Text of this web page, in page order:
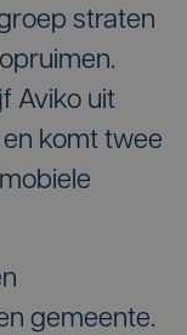
straten
Aviko uit
komt twee
gemeente.